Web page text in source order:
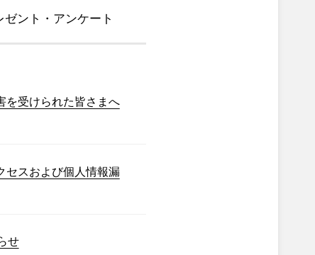
ゼント・アンケート
を受けられた皆さまへ
セスおよび個人情報漏
せ